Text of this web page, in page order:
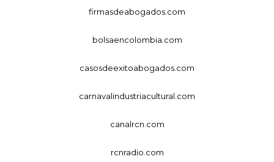
firmasdeabogados.com
bolsaencolombia.com
casosdeexitoabogados.com
carnavalindustriacultural.com
canalrcn.com
rcnradio.com